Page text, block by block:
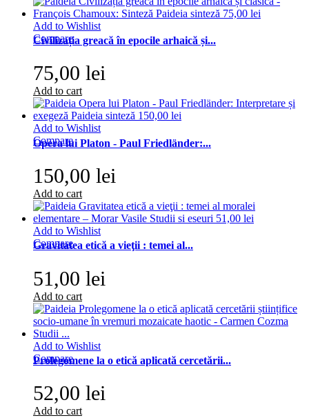
Add to Wishlist
Compare
Civilizația greacă în epocile arhaică și...
75,00 lei
Add to cart
Add to Wishlist
Compare
Opera lui Platon - Paul Friedländer:...
150,00 lei
Add to cart
Add to Wishlist
Compare
Gravitatea etică a vieţii : temei al...
51,00 lei
Add to cart
Add to Wishlist
Compare
Prolegomene la o etică aplicată cercetării...
52,00 lei
Add to cart